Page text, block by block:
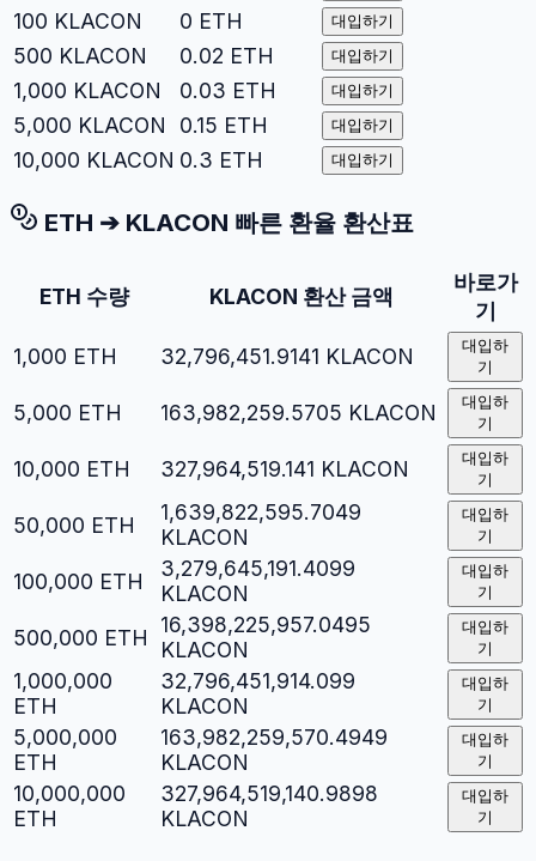
100 KLACON 0 ETH 대입하기
500 KLACON 0.02 ETH 대입하기
1,000 KLACON 0.03 ETH 대입하기
5,000 KLACON 0.15 ETH 대입하기
10,000 KLACON 0.3 ETH 대입하기
ETH ➔ KLACON 빠른 환율 환산표
ETH 수량 KLACON 환산 금액
바로가
기
1,000 ETH 32,796,451.9141 KLACON
대입하
기
5,000 ETH 163,982,259.5705 KLACON
대입하
기
10,000 ETH 327,964,519.141 KLACON
대입하
기
50,000 ETH
1,639,822,595.7049
KLACON
대입하
기
100,000 ETH
3,279,645,191.4099
KLACON
대입하
기
500,000 ETH
16,398,225,957.0495
KLACON
대입하
기
1,000,000
ETH
32,796,451,914.099
KLACON
대입하
기
5,000,000
ETH
163,982,259,570.4949
KLACON
대입하
기
10,000,000
ETH
327,964,519,140.9898
KLACON
대입하
기